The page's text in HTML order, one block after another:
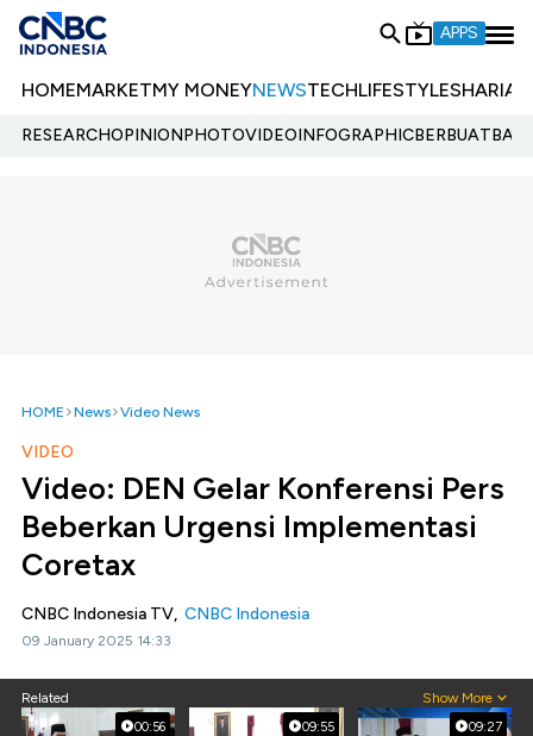
APPS
HOMEMARKETMY MONEYNEWSTECHLIFESTYLESHARIA
RESEARCHOPINIONPHOTOVIDEOINFOGRAPHIC
HOME News Video News
VIDEO
Video: DEN Gelar Konferensi Pers
Beberkan Urgensi Implementasi
Coretax
CNBC Indonesia TV, CNBC Indonesia
09 January 2025 14:33
Related Show More
00:56 09:55 09:27